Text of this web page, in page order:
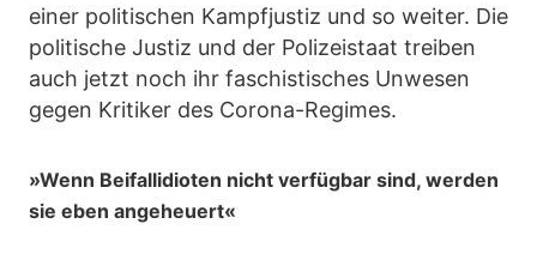
einer politischen Kampfjustiz und so weiter. Die
politische Justiz und der Polizeistaat treiben
auch jetzt noch ihr faschistisches Unwesen
gegen Kritiker des Corona-Regimes.
»Wenn Beifallidioten nicht verfügbar sind, werden
sie eben angeheuert«